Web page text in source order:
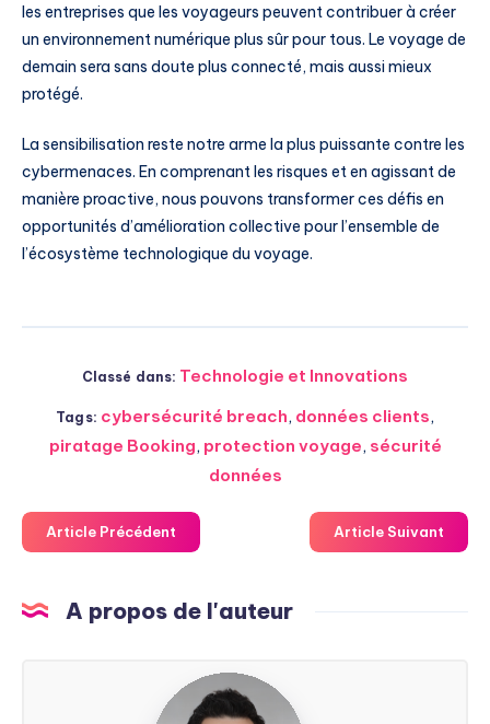
les entreprises que les voyageurs peuvent contribuer à créer
un environnement numérique plus sûr pour tous. Le voyage de
demain sera sans doute plus connecté, mais aussi mieux
protégé.
La sensibilisation reste notre arme la plus puissante contre les
cybermenaces. En comprenant les risques et en agissant de
manière proactive, nous pouvons transformer ces défis en
opportunités d’amélioration collective pour l’ensemble de
l’écosystème technologique du voyage.
Classé dans: Technologie et Innovations
Tags: cybersécurité breach, données clients,
piratage Booking, protection voyage, sécurité
données
Article Précédent Article Suivant
A propos de l'auteur
Steven
Soarez